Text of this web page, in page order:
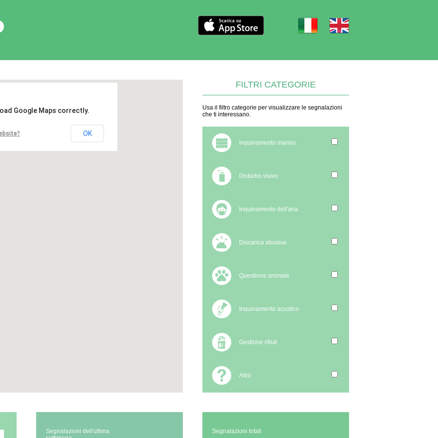
Google Maps correctly.
OK
FILTRI CATEGORIE
Usa il filtro categorie per visualizzare le segnalazioni
che ti interessano.
Inquinamento marino
Disturbo visivo
Inquinamento dell'aria
Discarica abusiva
Questione animale
Inquinamento acustico
Gestione rifiuti
Altro
Segnalazioni dell'ultima
Segnalazioni totali